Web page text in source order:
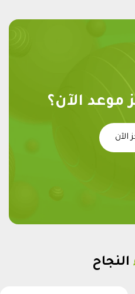
موعد الآن؟
الآن
النجاح